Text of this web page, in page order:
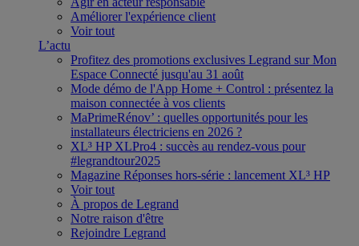
Améliorer l'expérience client
Voir tout
L’actu
Profitez des promotions exclusives Legrand sur Mon
Espace Connecté jusqu'au 31 août
Mode démo de l'App Home + Control : présentez la
maison connectée à vos clients
MaPrimeRénov’ : quelles opportunités pour les
installateurs électriciens en 2026 ?
XL³ HP XLPro4 : succès au rendez-vous pour
#legrandtour2025
Magazine Réponses hors-série : lancement XL³ HP
Voir tout
À propos de Legrand
Notre raison d'être
Rejoindre Legrand